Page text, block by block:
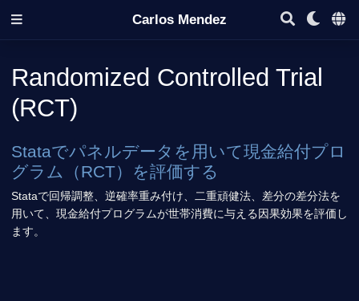
Carlos Mendez
Randomized Controlled Trial
(RCT)
Stataでパネルデータを用いて現金給付プロ
グラム（RCT）を評価する
Stataで回帰調整、逆確率重み付け、二重頑健法、差分の差分法を
用いて、現金給付プログラムが世帯消費に与える因果効果を評価し
ます。